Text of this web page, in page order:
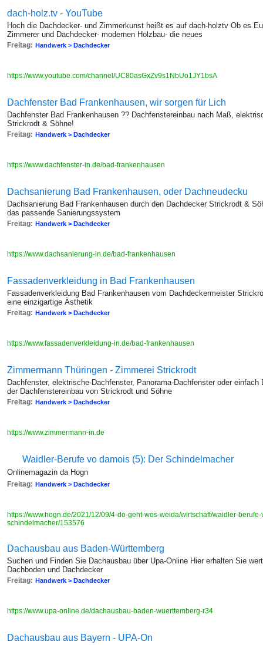
dach-holz.tv - YouTube
Hoch die Dachdecker- und Zimmerkunst heißt es auf dach-holztv Ob es
Zimmerer und Dachdecker- modernen Holzbau- die neues
Freitag: Handwerk > Dachdecker
https://www.youtube.com/channel/UC80asGxZv9s1NbUo1JY1bsA
Dachfenster Bad Frankenhausen, wir sorgen für Lich
Dachfenster Bad Frankenhausen ?? Dachfenstereinbau nach Maß,
Strickrodt & Söhne!
Freitag: Handwerk > Dachdecker
https://www.dachfenster-in.de/bad-frankenhausen
Dachsanierung Bad Frankenhausen, oder Dachneudecku
Dachsanierung Bad Frankenhausen durch den Dachdecker Strickrodt &
das passende Sanierungssystem
Freitag: Handwerk > Dachdecker
https://www.dachsanierung-in.de/bad-frankenhausen
Fassadenverkleidung in Bad Frankenhausen
Fassadenverkleidung Bad Frankenhausen vom Dachdeckermeister
eine einzigartige Ästhetik
Freitag: Handwerk > Dachdecker
https://www.fassadenverkleidung-in.de/bad-frankenhausen
Zimmermann Thüringen - Zimmerei Strickrodt
Dachfenster, elektrische-Dachfenster, Panorama-Dachfenster oder
der Dachfenstereinbau von Strickrodt und Söhne
Freitag: Handwerk > Dachdecker
https://www.zimmermann-in.de
Waidler-Berufe vo damois (5): Der Schindelmacher
Onlinemagazin da Hogn
Freitag: Handwerk > Dachdecker
https://www.hogn.de/2021/12/09/4-do-geht-wos-weida/wirtschaft/waidler-
schindelmacher/153576
Dachausbau aus Baden-Württemberg
Suchen und Finden Sie Dachausbau über Upa-Online Hier erhalten Sie
Dachboden und Dachdecker
Freitag: Handwerk > Dachdecker
https://www.upa-online.de/dachausbau-baden-wuerttemberg-r34
Dachausbau aus Bayern - UPA-On